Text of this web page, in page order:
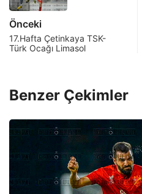
Önceki
17.Hafta Çetinkaya TSK-
Türk Ocağı Limasol
Benzer Çekimler